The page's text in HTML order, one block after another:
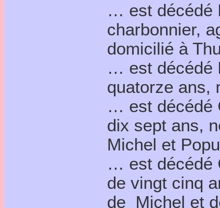
… est décédé
charbonnier,
domicilié à
… est décédé
quatorze ans,
… est décédé
dix sept ans,
Michel et
… est décédé
de vingt cinq
de Michel et